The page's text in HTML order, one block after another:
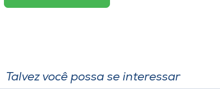
Talvez você possa se interessar